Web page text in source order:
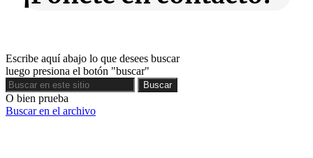
Escribe aquí abajo lo que desees buscar
luego presiona el botón "buscar"
Buscar
Buscar
O bien prueba
Buscar en el archivo